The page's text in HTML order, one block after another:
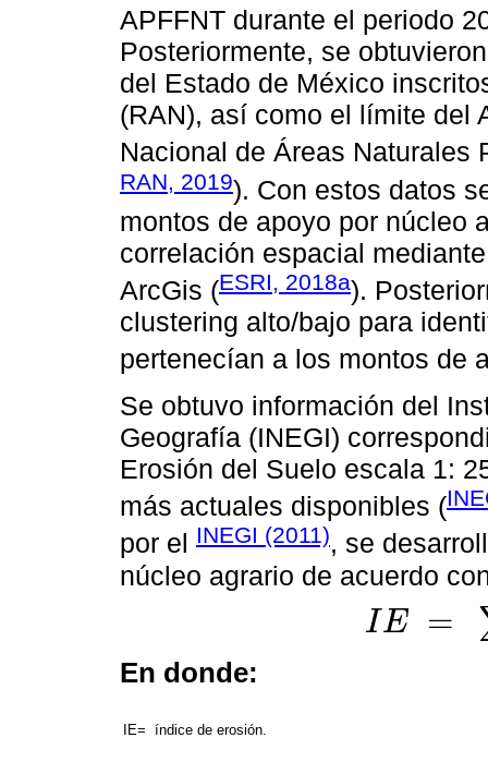
APFFNT durante el periodo
Posteriormente, se
del Estado de México
(RAN), así como el límite del
Nacional de Áreas Naturales
RAN, 2019). Con estos datos
montos de apoyo por núcleo
correlación espacial
ArcGis (ESRI, 2018a).
clustering alto/bajo para
pertenecían a los montos de
Se obtuvo información del
Geografía (INEGI)
Erosión del Suelo escala 1:
más actuales disponibles (
por el INEGI (2011), se
núcleo agrario de acuerdo
IE =
IE = ∑ ex S
En donde:
IE= índice de erosión.